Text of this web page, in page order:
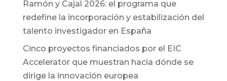
Ramón y Cajal 2026: el programa que
redefine la incorporación y estabilización del
talento investigador en España
Cinco proyectos financiados por el EIC
Accelerator que muestran hacia dónde se
dirige la innovación europea